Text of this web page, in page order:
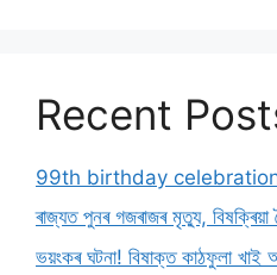
Recent
99th birthday
ৰাজ্যত পুনৰ গজৰাজৰ মৃত্যু,
ভয়ংকৰ ঘটনা! বিষাক্ত কাঠফুলা